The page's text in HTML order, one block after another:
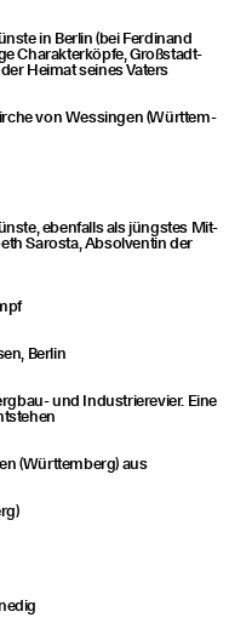
in Ber­lin (bei Fer­di­nand
Cha­rak­ter­köp­fe, Groß­stadt­
Hei­mat sei­nes Vaters
von Wes­sin­gen (Würt­tem­
eben­falls als jüngs­tes Mit­
Saros­ta, Absol­ven­tin der
Berlin
und Indus­trie­re­vier. Eine
(Würt­tem­berg) aus